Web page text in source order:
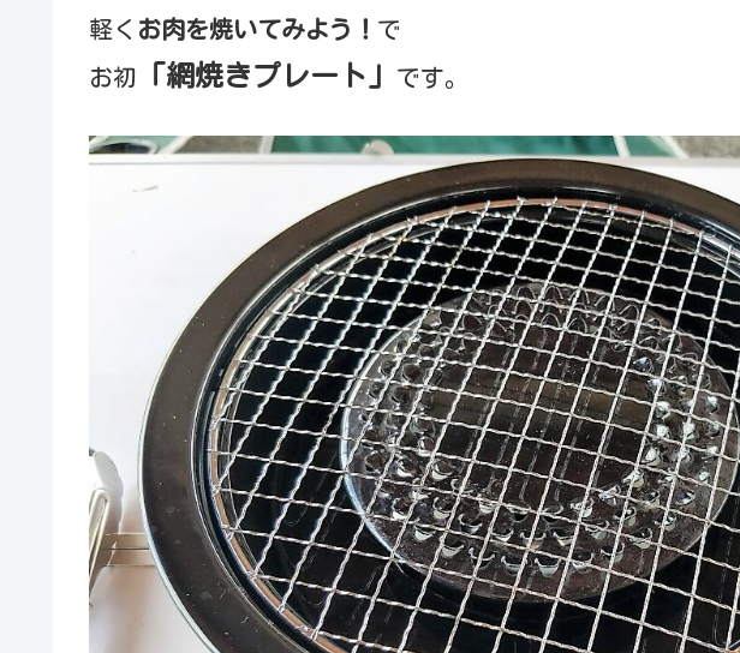
軽く お肉を焼いてみよう！ で
お初
「網焼きプレート」 です。